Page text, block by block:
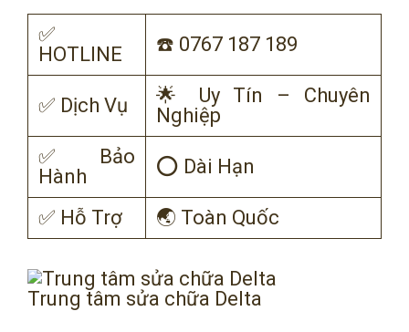
✅
HOTLINE
☎️ 0767 187 189
✅ Dịch Vụ
🌟 Uy Tín – Chuyên
Nghiệp
✅ Bảo
Hành
⭕ Dài Hạn
✅ Hỗ Trợ 🌏 Toàn Quốc
Trung tâm sửa chữa Delta